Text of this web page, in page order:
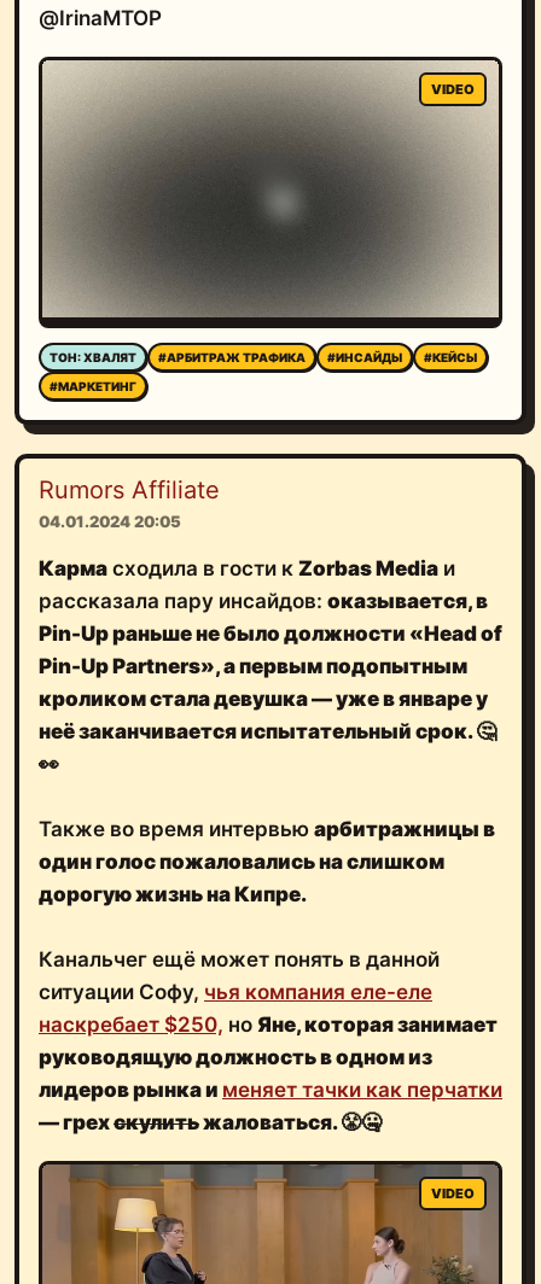
@IrinaMTOP
ТОН: ХВАЛЯТ #АРБИТРАЖ ТРАФИКА #ИНСАЙДЫ
#КЕЙСЫ
#МАРКЕТИНГ
Rumors Affiliate
04.01.2024 20:05
Карма сходила в гости к Zorbas Media и
рассказала пару инсайдов: оказывается, в
Pin-Upраньше не было должности «Head of
Pin-Up Partners», а первым подопытным
кроликом стала девушка — уже в январе у
неё заканчивается испытательный срок. 🤔
👀
Также во время интервью арбитражницы в
один голос пожаловались на слишком
дорогую жизнь на Кипре.
Канальчег ещё может понять в данной
ситуации Софу, чья компания еле-еле
наскребает $250, но Яне, которая занимает
руководящую должность в одном из
лидеров рынка и меняет тачки как перчатки
— грехскулитьжаловаться. 😤🤐